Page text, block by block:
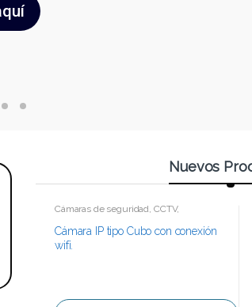
Nuevos
Cámaras de seguridad, CCTV,
Cámara IP tipo Cubo con conexión
wifi.